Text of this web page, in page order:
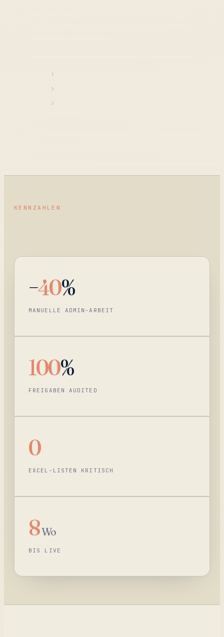
KENNZAHLEN
−40%
MANUELLE ADMIN-ARBEIT
100%
FREIGABEN AUDITED
0
EXCEL-LISTEN KRITISCH
8Wo
BIS LIVE